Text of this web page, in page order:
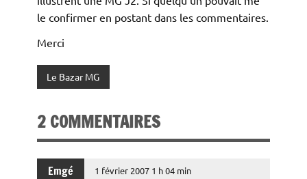
le confirmer en postant dans les commentaires.
Merci
Le Bazar MG
2 COMMENTAIRES
Emgé 1 février 2007 1 h 04 min